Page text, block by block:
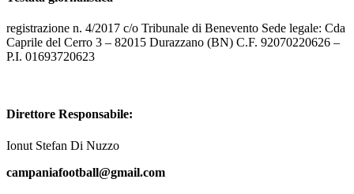
registrazione n. 4/2017 c/o Tribunale di Benevento Sede legale: Cda
Caprile del Cerro 3 – 82015 Durazzano (BN) C.F. 92070220626 –
P.I. 01693720623
Direttore Responsabile:
Ionut Stefan Di Nuzzo
campaniafootball@gmail.com